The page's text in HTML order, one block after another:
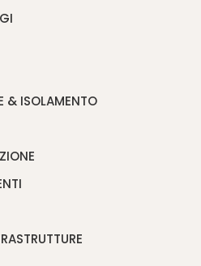
& ISOLAMENTO